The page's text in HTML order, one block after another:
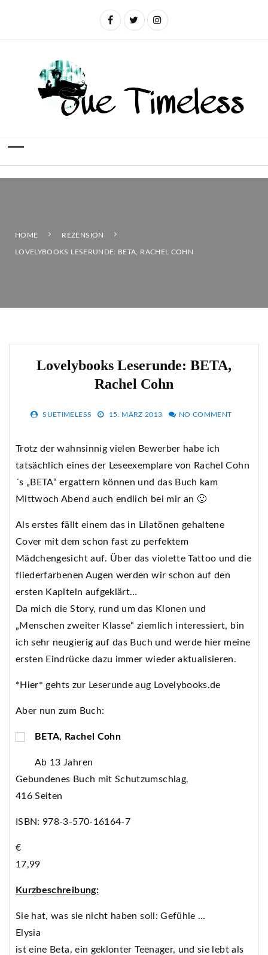
HOME REZENSION
LOVELYBOOKS LESERUNDE: BETA, RACHEL COHN
Lovelybooks Leserunde: BETA,
Rachel Cohn
SUETIMELESS 15. MÄRZ 2013 NO COMMENT
Trotz der wahnsinnig vielen Bewerber habe ich
tatsächlich eines der Leseexemplare von Rachel Cohn
´s „BETA“ ergattern können und das Buch kam
Mittwoch Abend auch endlich bei mir an 🙂
Als erstes fällt einem das in Lilatönen gehaltene
Cover mit dem schon fast zu perfektem
Mädchengesicht auf. Über das violette Tattoo und die
fliederfarbenen Augen werden wir schon auf den
ersten Kapiteln aufgeklärt…
Da mich die Story, rund um das Klonen und
„Menschen zweiter Klasse“ ziemlich interessiert, bin
ich sehr neugierig auf das Buch und werde hier meine
ersten Eindrücke dazu immer wieder aktualisieren.
*Hier* gehts zur Leserunde aug Lovelybooks.de
Aber nun zum Buch:
BETA, Rachel Cohn
Ab 13 Jahren
Gebundenes Buch mit Schutzumschlag,
416 Seiten
ISBN: 978-3-570-16164-7
€
17,99
Kurzbeschreibung:
Sie hat, was sie nicht haben soll: Gefühle …
Elysia
ist eine Beta, ein geklonter Teenager, und sie lebt als